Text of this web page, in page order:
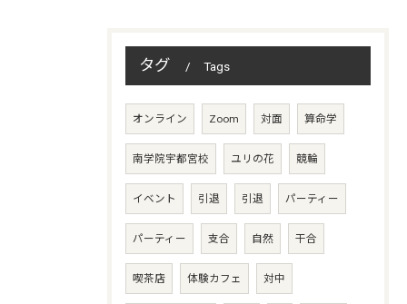
タグ Tags
オンライン Zoom 対面 算命学
南学院宇都宮校 ユリの花 競輪
イベント 引退 引退 パーティー
パーティー 支合 自然 干合
喫茶店 体験カフェ 対中